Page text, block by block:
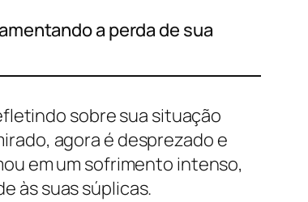
a perda de sua
sobre sua situação
agora é desprezado e
em um sofrimento intenso,
às suas súplicas.